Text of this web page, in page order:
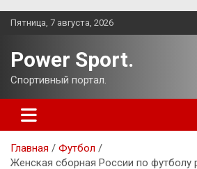
Перейти
Пятница, 7 августа, 2026
Power Sport.
Спортивный портал.
Главная
Футбол
Женская сборная России по футболу